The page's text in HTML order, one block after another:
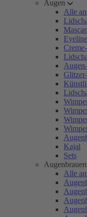
Augen
Alle
Kajal
Sets
Augenbrauen
Alle